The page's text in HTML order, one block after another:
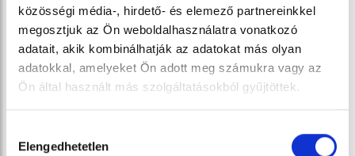
közösségi média-, hirdető- és elemező partnereinkkel
megosztjuk az Ön weboldalhasználatra vonatkozó
adatait, akik kombinálhatják az adatokat más olyan
adatokkal, amelyeket Ön adott meg számukra vagy az
Ön által használt más szolgáltatásokból gyűjtöttek.
kiválasztása
Elengedhetetlen